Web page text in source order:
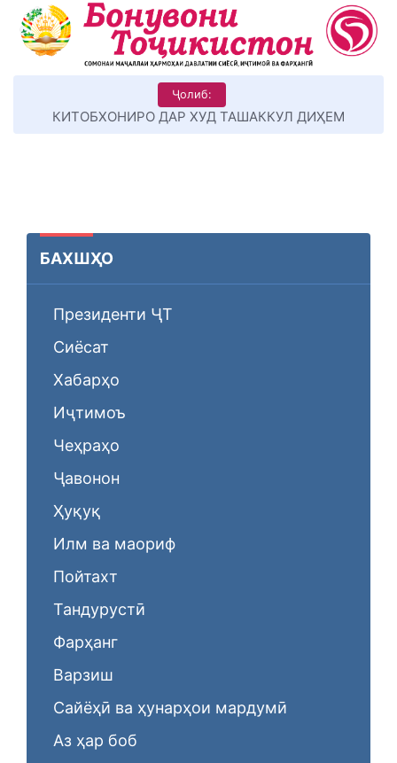
Ҷолиб:
КИТОБХОНИРО ДАР ХУД ТАШАККУЛ ДИҲЕМ
БАХШҲО
Президенти ҶТ
Сиёсат
Хабарҳо
Иҷтимоъ
Чеҳраҳо
Ҷавонон
Ҳуқуқ
Илм ва маориф
Пойтахт
Тандурустӣ
Фарҳанг
Варзиш
Сайёҳӣ ва ҳунарҳои мардумӣ
Аз ҳар боб